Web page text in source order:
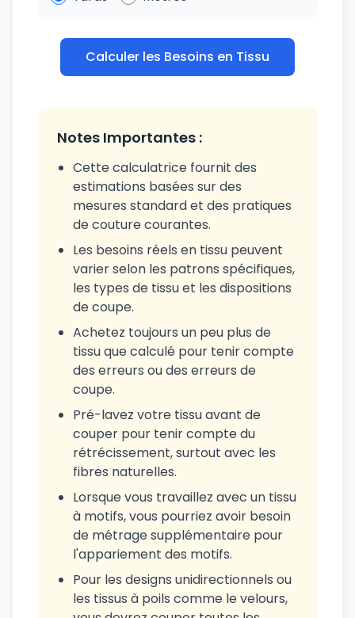
Calculer les Besoins en Tissu
Notes Importantes :
Cette calculatrice fournit des
estimations basées sur des
mesures standard et des pratiques
de couture courantes.
Les besoins réels en tissu peuvent
varier selon les patrons spécifiques,
les types de tissu et les dispositions
de coupe.
Achetez toujours un peu plus de
tissu que calculé pour tenir compte
des erreurs ou des erreurs de
coupe.
Pré-lavez votre tissu avant de
couper pour tenir compte du
rétrécissement, surtout avec les
fibres naturelles.
Lorsque vous travaillez avec un tissu
à motifs, vous pourriez avoir besoin
de métrage supplémentaire pour
l'appariement des motifs.
Pour les designs unidirectionnels ou
les tissus à poils comme le velours,